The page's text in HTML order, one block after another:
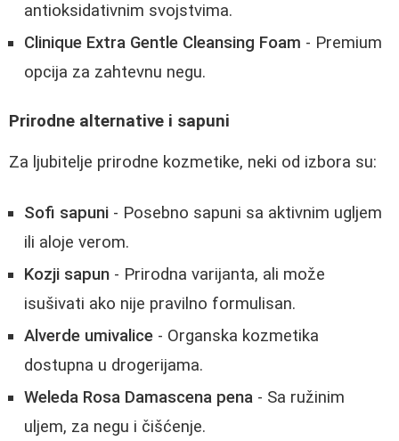
antioksidativnim svojstvima.
Clinique Extra Gentle Cleansing Foam - Premium
opcija za zahtevnu negu.
Prirodne alternative i sapuni
Za ljubitelje prirodne kozmetike, neki od izbora su:
Sofi sapuni - Posebno sapuni sa aktivnim ugljem
ili aloje verom.
Kozji sapun - Prirodna varijanta, ali može
isušivati ako nije pravilno formulisan.
Alverde umivalice - Organska kozmetika
dostupna u drogerijama.
Weleda Rosa Damascena pena - Sa ružinim
uljem, za negu i čišćenje.